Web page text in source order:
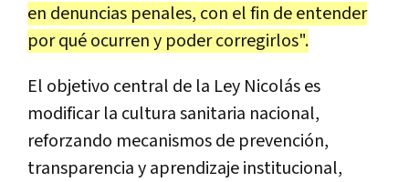
en denuncias penales, con el fin de entender
por qué ocurren y poder corregirlos".
El objetivo central de la Ley Nicolás es
modificar la cultura sanitaria nacional,
reforzando mecanismos de prevención,
transparencia y aprendizaje institucional,